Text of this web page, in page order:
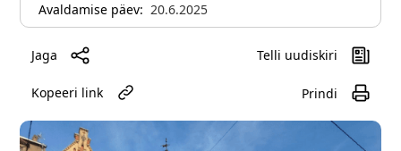
Avaldamise päev: 20.6.2025
Jaga Telli uudiskiri
Prindi
Kopeeri link